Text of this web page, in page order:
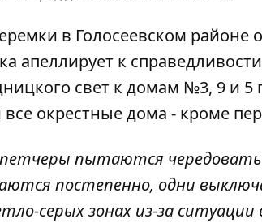
в Голосеевском районе
апеллирует к
свет к домам №3, 9 и
окрестные дома - кроме
пытаются чередовать
постепенно, одни
серых зонах из-за